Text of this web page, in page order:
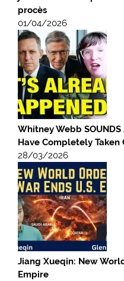
procès
01/04/2026
Whitney Webb
Have Completely Taken
28/03/2026
Jiang Xueqin: New
Empire